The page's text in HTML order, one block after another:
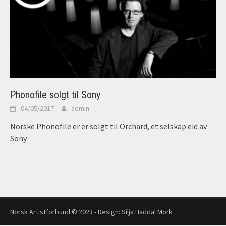
Phonofile solgt til Sony
04/05/2017 admin
Norske Phonofile er er solgt til Orchard, et selskap eid av
Sony.
Norsk Artistforbund © 2023 - Design: Silja Haddal Mork